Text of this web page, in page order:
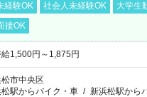
経験OK 社会人未経験OK 大学生
接OK
1,500円～1,875円
市中央区
駅からバイク・車 / 新浜松駅から